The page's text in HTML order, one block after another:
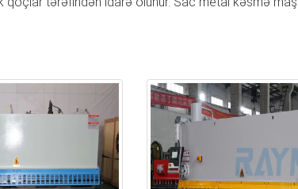
intensivlikli metal istehsalı üçün tövsiyə olunur,
yaxşı işləyirlər. Bundan əlavə, əməliyyat sıx təzyiq
metalı müəyyən edilmiş forma və ölçülərə
müxtəlif ölçülərdə metal lövhələrə xidmət edə bilər.